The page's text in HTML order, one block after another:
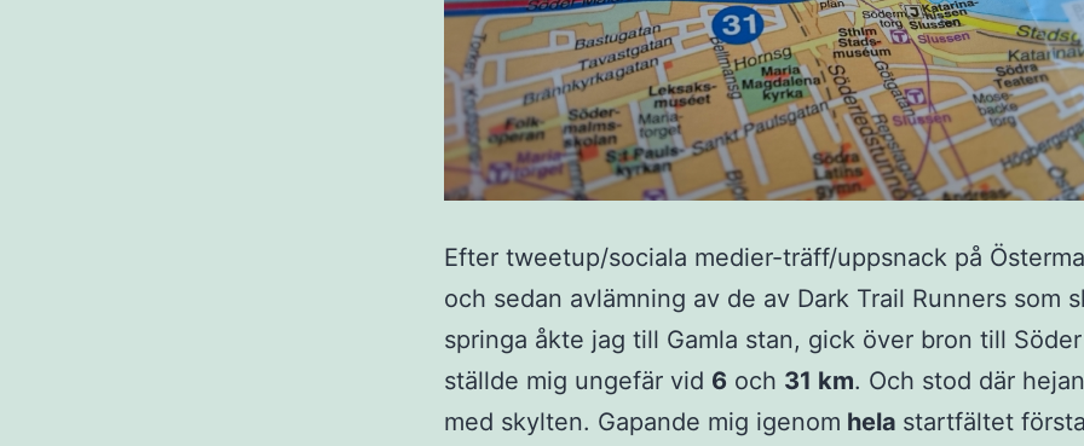
Efter tweetup/sociala medier-träff/uppsnack på
och sedan avlämning av de av Dark Trail Runners som
springa åkte jag till Gamla stan, gick över bron till
ställde mig ungefär vid 6 och 31 km. Och stod där
med skylten. Gapande mig igenom hela startfältet